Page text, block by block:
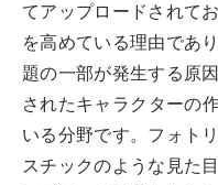
てアップロードされて
を高めている理由であ
題の一部が発生する原
されたキャラクターの
いる分野です。フォト
スチックのような見た